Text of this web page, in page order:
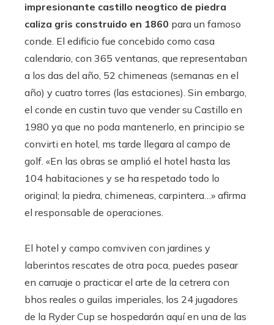
impresionante castillo neogtico de piedra
caliza gris construido en 1860 para un famoso
conde. El edificio fue concebido como casa
calendario, con 365 ventanas, que representaban
a los das del año, 52 chimeneas (semanas en el
año) y cuatro torres (las estaciones). Sin embargo,
el conde en custin tuvo que vender su Castillo en
1980 ya que no poda mantenerlo, en principio se
convirti en hotel, ms tarde llegara al campo de
golf. «En las obras se amplió el hotel hasta las
104 habitaciones y se ha respetado todo lo
original; la piedra, chimeneas, carpintera…» afirma
el responsable de operaciones.
El hotel y campo comviven con jardines y
laberintos rescates de otra poca, puedes pasear
en carruaje o practicar el arte de la cetrera con
bhos reales o guilas imperiales, los 24 jugadores
de la Ryder Cup se hospedarán aquí en una de las